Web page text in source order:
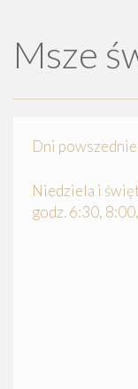
Msze
Dni
Niedziela i
godz. 6:30,